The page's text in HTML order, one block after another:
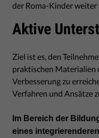
der Roma-Kinder weiter
Aktive
Ziel ist es, den
praktischen Materialien
Verbesserung zu
Verfahren und Ansätze
Im Bereich der
eines